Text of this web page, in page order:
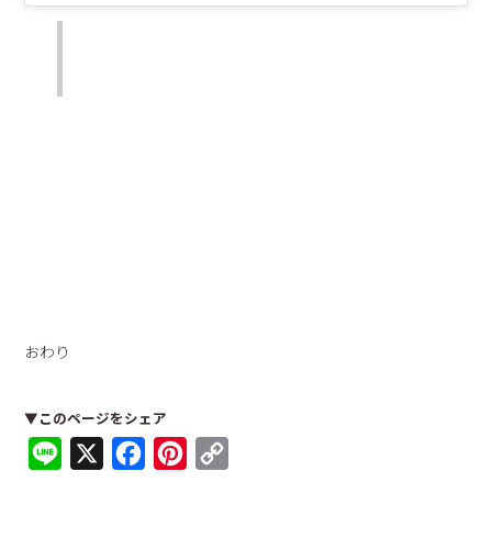
おわり
▼このページをシェア
Line FacebookPinterest